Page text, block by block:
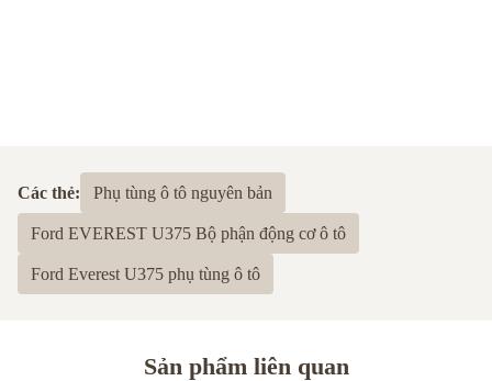
Các thẻ: Phụ tùng ô tô nguyên bản
Ford EVEREST U375 Bộ phận động cơ ô tô
Ford Everest U375 phụ tùng ô tô
Sản phẩm liên quan